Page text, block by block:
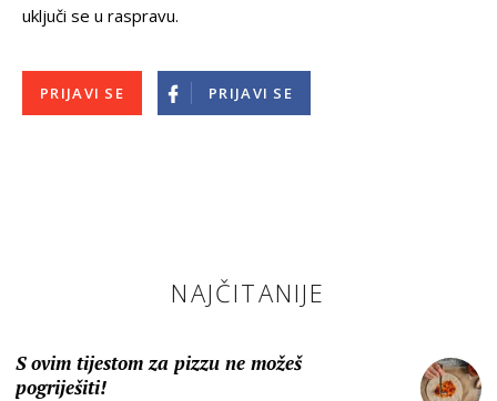
uključi se u raspravu.
PRIJAVI SE PRIJAVI SE
NAJČITANIJE
S ovim tijestom za pizzu ne možeš
pogriješiti!